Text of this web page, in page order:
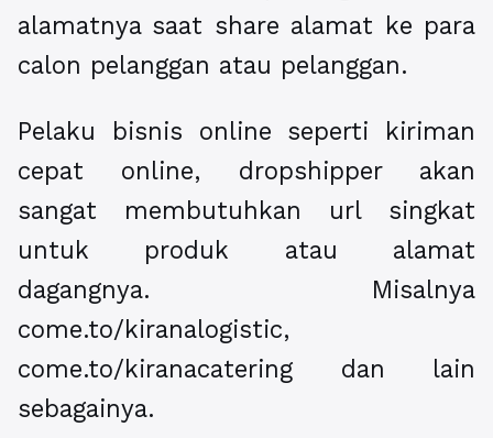
alamatnya saat share alamat ke para
calon pelanggan atau pelanggan.
Pelaku bisnis online seperti kiriman
cepat online, dropshipper akan
sangat membutuhkan url singkat
untuk produk atau alamat
dagangnya. Misalnya
come.to/kiranalogistic,
come.to/kiranacatering dan lain
sebagainya.